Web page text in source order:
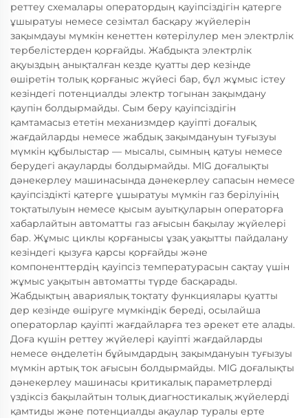
реттеу схемалары оператордың қауіпсіздігін қатерге
ұшыратуы немесе сезімтал басқару жүйелерін
зақымдауы мүмкін кенеттен көтерілулер мен электрлік
тербелістерден қорғайды. Жабдықта электрлік
ақуыздың анықталған кезде қуатты дер кезінде
өшіретін толық қорғаныс жүйесі бар, бұл жұмыс істеу
кезіндегі потенциалды электр тогынан зақымдану
қаупін болдырмайды. Сым беру қауіпсіздігін
қамтамасыз ететін механизмдер қауіпті доғалық
жағдайларды немесе жабдық зақымдануын туғызуы
мүмкін құбылыстар — мысалы, сымның қатуы немесе
берудегі ақауларды болдырмайды. MIG доғалықты
дәнекерлеу машинасында дәнекерлеу сапасын немесе
қауіпсіздікті қатерге ұшыратуы мүмкін газ берілуінің
тоқтатылуын немесе қысым ауытқуларын операторға
хабарлайтын автоматты газ ағысын бақылау жүйелері
бар. Жұмыс циклы қорғанысы ұзақ уақытты пайдалану
кезіндегі қызуға қарсы қорғайды және
компоненттердің қауіпсіз температурасын сақтау үшін
жұмыс уақытын автоматты түрде басқарады.
Жабдықтың авариялық тоқтату функциялары қуатты
дер кезінде өшіруге мүмкіндік береді, осылайша
операторлар қауіпті жағдайларға тез әрекет ете алады.
Доға күшін реттеу жүйелері қауіпті жағдайларды
немесе өңделетін бұйымдардың зақымдануын туғызуы
мүмкін артық ток ағысын болдырмайды. MIG доғалықты
дәнекерлеу машинасы критикалық параметрлерді
үздіксіз бақылайтын толық диагностикалық жүйелерді
қамтиды және потенциалды ақаулар туралы ерте